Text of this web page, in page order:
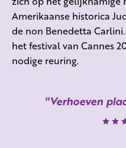
Amerikaanse historica
de non Benedetta
het festival van Cannes
nodige reuring.
Verhoeven